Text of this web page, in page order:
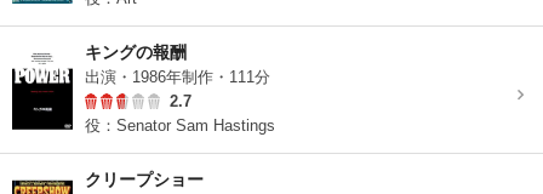
キングの報酬
出演・1986年制作・111分
2.7
役：Senator Sam Hastings
クリープショー